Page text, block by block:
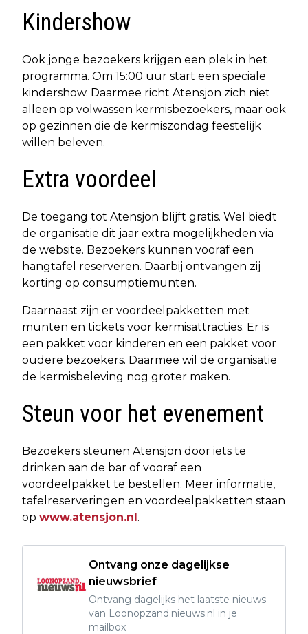
Kindershow
Ook jonge bezoekers krijgen een plek in het
programma. Om 15:00 uur start een speciale
kindershow. Daarmee richt Atensjon zich niet
alleen op volwassen kermisbezoekers, maar ook
op gezinnen die de kermiszondag feestelijk
willen beleven.
Extra voordeel
De toegang tot Atensjon blijft gratis. Wel biedt
de organisatie dit jaar extra mogelijkheden via
de website. Bezoekers kunnen vooraf een
hangtafel reserveren. Daarbij ontvangen zij
korting op consumptiemunten.
Daarnaast zijn er voordeelpakketten met
munten en tickets voor kermisattracties. Er is
een pakket voor kinderen en een pakket voor
oudere bezoekers. Daarmee wil de organisatie
de kermisbeleving nog groter maken.
Steun voor het evenement
Bezoekers steunen Atensjon door iets te
drinken aan de bar of vooraf een
voordeelpakket te bestellen. Meer informatie,
tafelreserveringen en voordeelpakketten staan
op www.atensjon.nl.
Ontvang onze dagelijkse
nieuwsbrief
Ontvang dagelijks het laatste nieuws
van Loonopzand.nieuws.nl in je
mailbox